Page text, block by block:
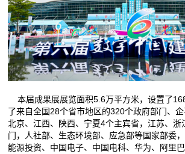
本届成果展展览面积5.6万平方米，设置了
了来自全国28个省市地区的320个政府部门、
北京、江西、陕西、宁夏4个主宾省，江苏、浙
门，人社部、生态环境部、应急部等国家部委
能源投资、中国电子、中国电科、华为、阿里